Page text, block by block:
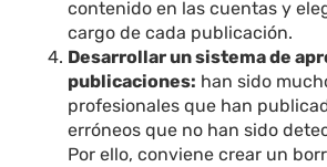
contenido en las cuentas y
cargo de cada publicación.
Desarrollar un sistema de
publicaciones: han sido
profesionales que han
erróneos que no han sido
Por ello, conviene crear un